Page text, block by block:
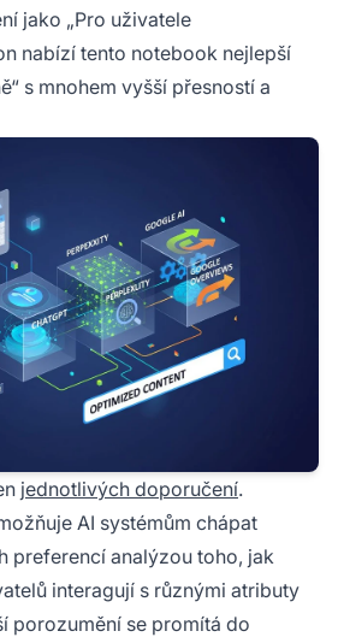
jako „Pro uživatele
nabízí tento notebook nejlepší
s mnohem vyšší přesností a
jednotlivých doporučení.
AI systémům chápat
preferencí analýzou toho, jak
interagují s různými atributy
porozumění se promítá do